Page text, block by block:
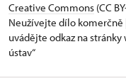
Creative Commons (CC
Neužívejte dílo komerčně
uvádějte odkaz na
ústav“